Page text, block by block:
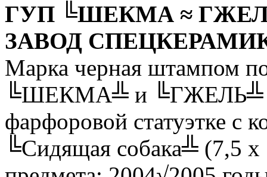
ГУП ╚ШЕКМА ≈
ЗАВОД
Марка черная штампом
╚ШЕКМА╩ и ╚ГЖЕЛЬ╩ в
фарфоровой статуэтке с
╚Сидящая собака╩ (7,5